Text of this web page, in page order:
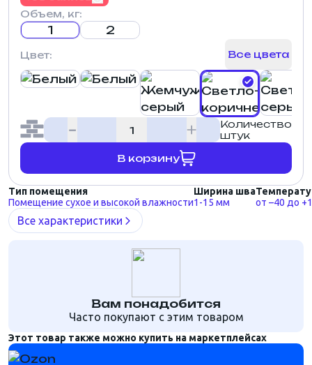
Тип помещения
Помещение сухое и высокой влажности
Ширина шва
1-15 мм
от –40 до
Все характеристики
Вам понадобится
Часто покупают с этим товаром
Этот товар также можно купить на маркетплейсах
Объем, кг:
1 2
Цвет: Все цвета
Количество
штук
В корзину